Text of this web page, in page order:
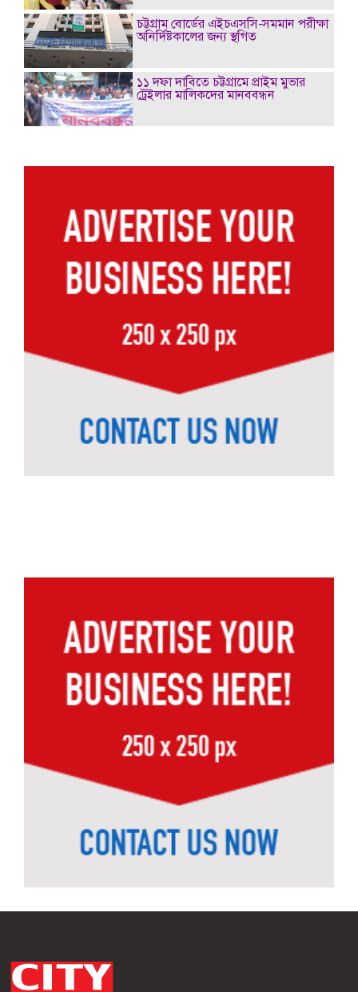
চট্টগ্রাম বোর্ডের এইচএসসি-সমমান পরীক্ষা
অনির্দিষ্টকালের জন্য স্থগিত
১১ দফা দাবিতে চট্টগ্রামে প্রাইম মুভার
ট্রেইলার মালিকদের মানববন্ধন